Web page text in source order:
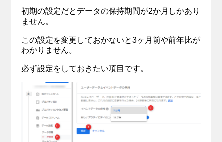
初期の設定だとデータの保持期間が2か月しかあり
ません。
この設定を変更しておかないと3ヶ月前や前年比が
わかりません。
必ず設定をしておきたい項目です。